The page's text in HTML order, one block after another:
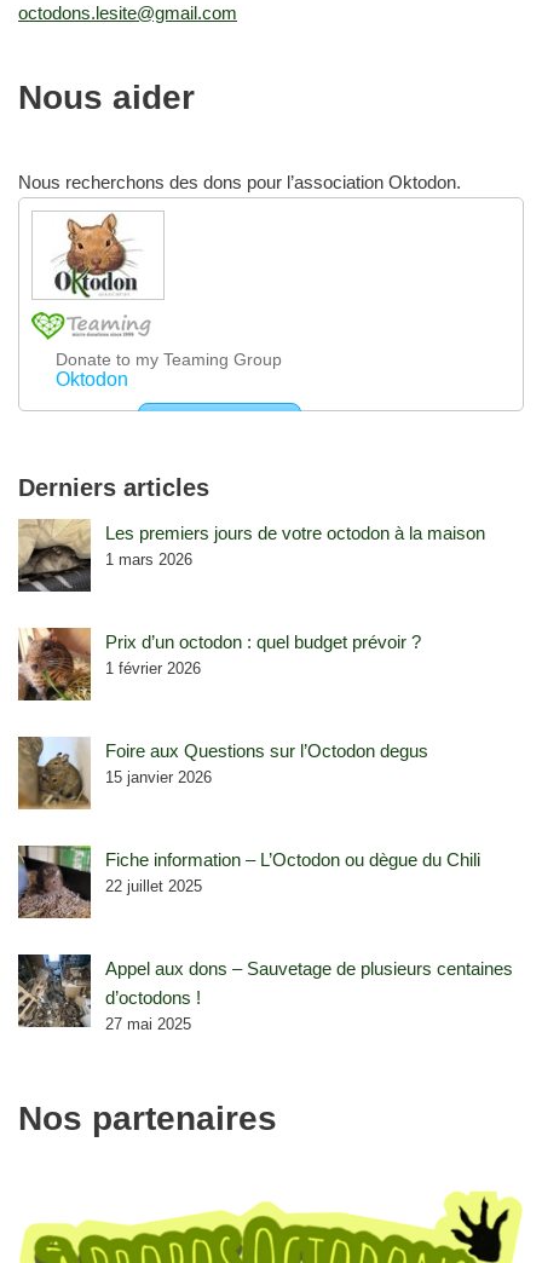
octodons.lesite@gmail.com
Nous aider
Nous recherchons des dons pour l’association Oktodon.
Derniers articles
Les premiers jours de votre octodon à la maison
1 mars 2026
Prix d’un octodon : quel budget prévoir ?
1 février 2026
Foire aux Questions sur l’Octodon degus
15 janvier 2026
Fiche information – L’Octodon ou dègue du Chili
22 juillet 2025
Appel aux dons – Sauvetage de plusieurs centaines
d’octodons !
27 mai 2025
Nos partenaires